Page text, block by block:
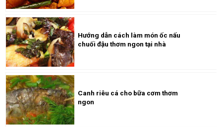
Hướng dẫn cách làm món ốc nấu
chuối đậu thơm ngon tại nhà
Canh riêu cá cho bữa cơm thơm
ngon